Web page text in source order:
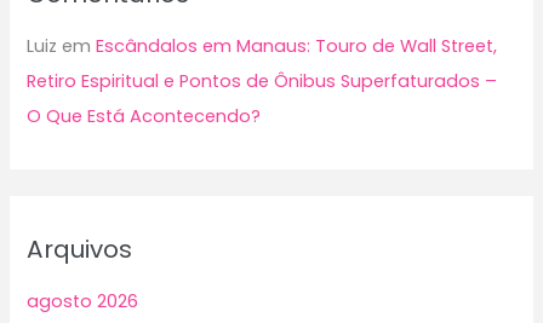
Luiz emEscândalos em Manaus: Touro de Wall Street,
Retiro Espiritual e Pontos de Ônibus Superfaturados –
O Que Está Acontecendo?
Arquivos
agosto 2026